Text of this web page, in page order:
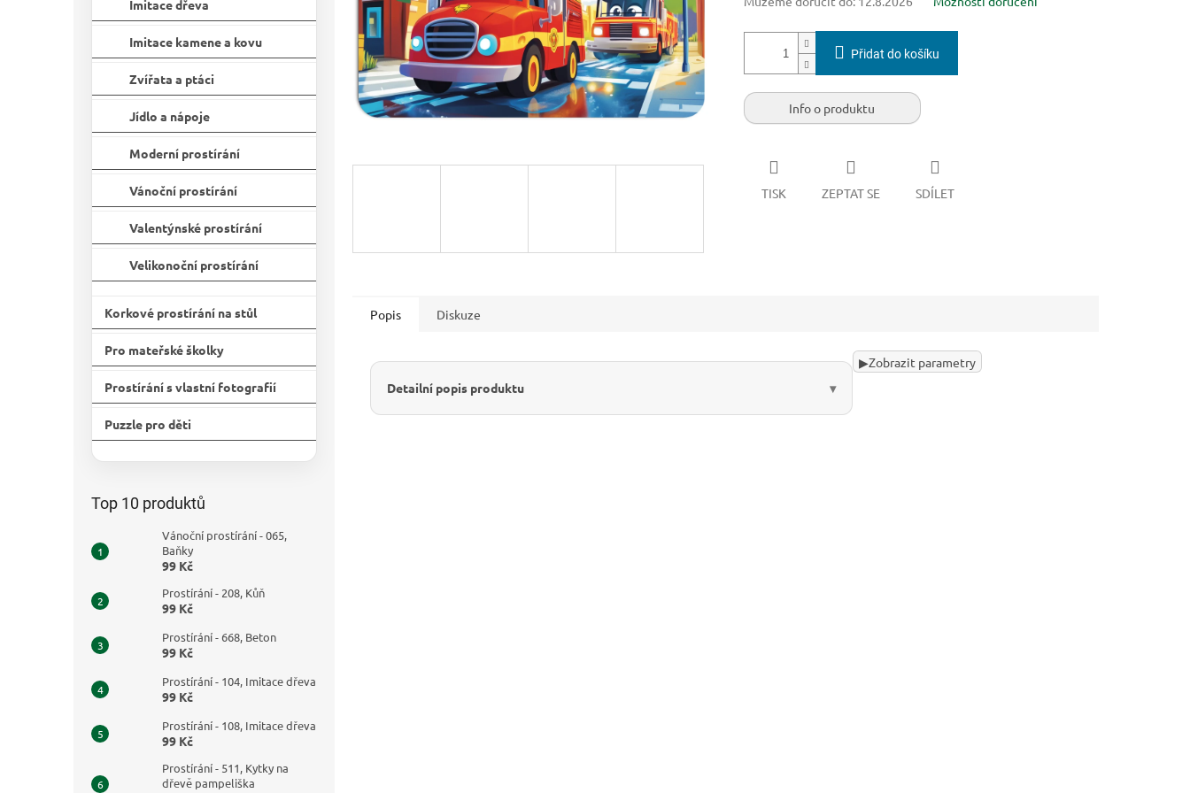
Imitace dřeva
Imitace kamene a kovu
Zvířata a ptáci
Jídlo a nápoje
Moderní prostírání
Vánoční prostírání
Valentýnské prostírání
Velikonoční prostírání
Korkové prostírání na stůl
Pro mateřské školky
Prostírání s vlastní fotografií
Puzzle pro děti
kategorie
Top 10 produktů
Vánoční prostírání - 065,
Baňky
99 Kč
Prostírání - 208, Kůň
99 Kč
Prostírání - 668, Beton
99 Kč
Prostírání - 104, Imitace dřeva
99 Kč
Prostírání - 108, Imitace dřeva
99 Kč
Prostírání - 511, Kytky na
dřevě pampeliška
Přidat do košíku
Info o produktu
TISK ZEPTAT SE SDÍLET
Popis Diskuze
Detailní popis produktu
▶Zobrazit parametry